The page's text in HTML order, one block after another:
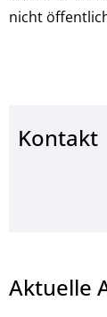
nicht
Kontakt
Aktuelle